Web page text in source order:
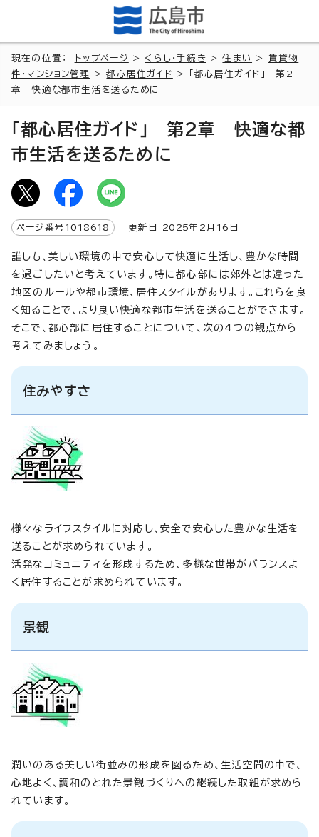
現在の位置： トップページ > くらし・手続き >住まい > 賃貸物
件・マンション管理
>都心居住ガイド
> 「都心居住ガイド」 第2
章 快適な都市生活を送るために
「都心居住ガイド」 第2章 快適な都
市生活を送るために
ページ番号 1018618 更新日 2025年2月 16 日
誰しも、美しい環境の中で安心して快適に生活し、豊かな時間
を過ごしたいと考えています。特に都心部には郊外とは違った
地区のルールや都市環境、居住スタイルがあります。これらを良
く知ることで、より良い快適な都市生活を送ることができます。
そこで、都心部に居住することについて、次の4つの観点から
考えてみましょう。
住みやすさ
様々なライフスタイルに対応し、安全で安心した豊かな生活を
送ることが求められています。
活発なコミュニティを形成するため、多様な世帯がバランスよ
く居住することが求められています。
景観
潤いのある美しい街並みの形成を図るため、生活空間の中で、
心地よく、調和のとれた景観づくりへの継続した取組が求めら
れています。